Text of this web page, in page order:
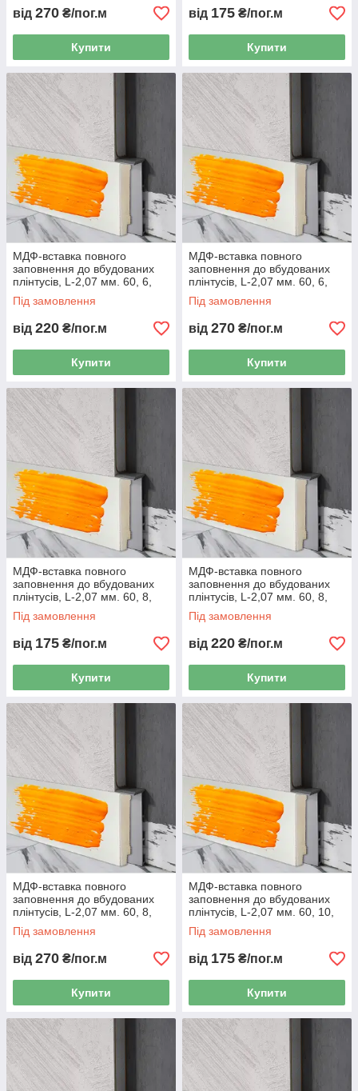
від 270 ₴/пог.м
Купити
від 175 ₴/пог.м
Купити
МДФ-вставка повного
заповнення до вбудованих
плінтусів, L-2,07 мм. 60, 6,
RAL/NCS
Під замовлення
від 220 ₴/пог.м
Купити
МДФ-вставка повного
заповнення до вбудованих
плінтусів, L-2,07 мм. 60, 6,
Металік
Під замовлення
від 270 ₴/пог.м
Купити
МДФ-вставка повного
заповнення до вбудованих
плінтусів, L-2,07 мм. 60, 8,
Ґрунтовка
Під замовлення
від 175 ₴/пог.м
Купити
МДФ-вставка повного
заповнення до вбудованих
плінтусів, L-2,07 мм. 60, 8,
RAL/NCS
Під замовлення
від 220 ₴/пог.м
Купити
МДФ-вставка повного
заповнення до вбудованих
плінтусів, L-2,07 мм. 60, 8,
Металік
Під замовлення
від 270 ₴/пог.м
Купити
МДФ-вставка повного
заповнення до вбудованих
плінтусів, L-2,07 мм. 60, 10,
Ґрунтовка
Під замовлення
від 175 ₴/пог.м
Купити